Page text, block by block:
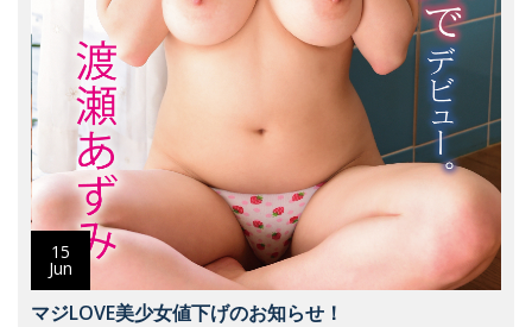
15
Jun
マジLOVE美少女値下げのお知らせ！